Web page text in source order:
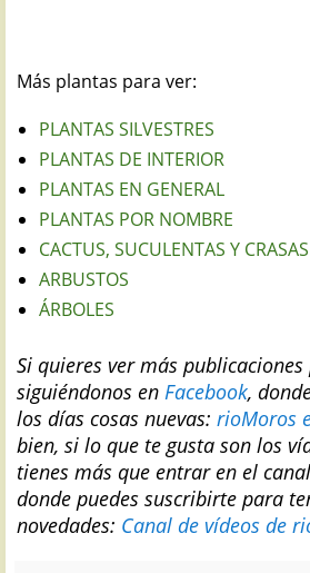
Más plantas para ver:
PLANTAS SILVESTRES
PLANTAS DE INTERIOR
PLANTAS EN GENERAL
PLANTAS POR NOMBRE
CACTUS, SUCULENTAS Y CRASAS
ARBUSTOS
ÁRBOLES
Si quieres ver más
siguiéndonos en Facebook,
los días cosas nuevas: rioMoros
bien, si lo que te gusta son los
tienes más que entrar en el
donde puedes suscribirte para
novedades: Canal de vídeos de